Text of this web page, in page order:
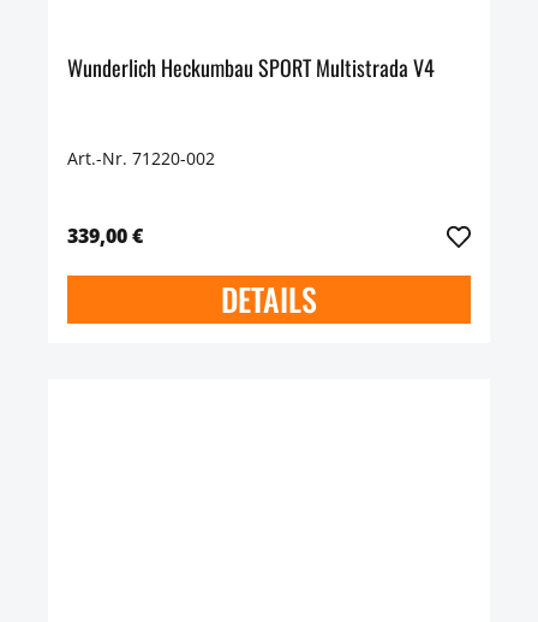
Wunderlich Heckumbau SPORT Multistrada V4
Art.-Nr. 71220-002
339,00 €
DETAILS